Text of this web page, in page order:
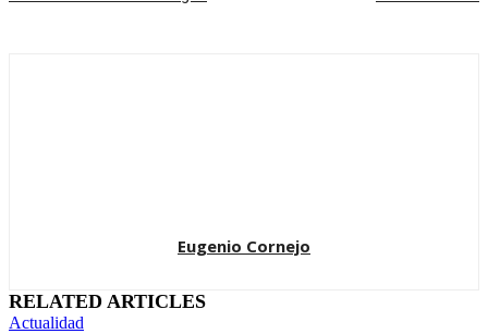
Eugenio Cornejo
RELATED ARTICLES
Actualidad